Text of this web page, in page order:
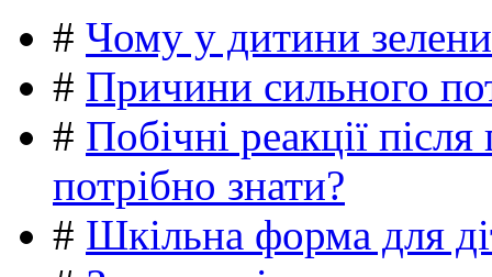
# Чому у дитини
# Причини сильного
# Побічні реакції
потрібно знати?
# Шкільна форма для